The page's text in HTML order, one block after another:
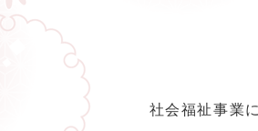
社会福祉事業